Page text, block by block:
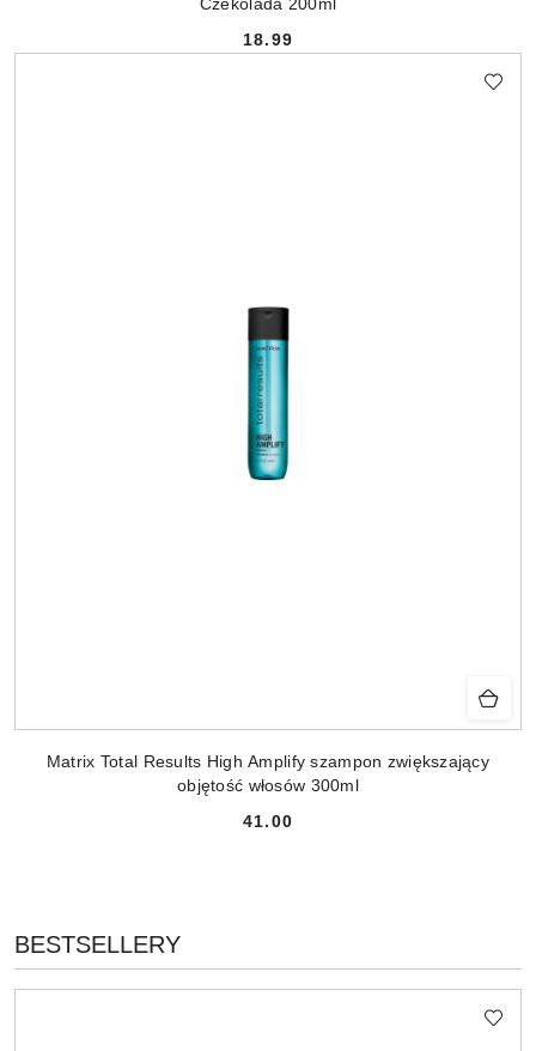
Cena:
18.99
Matrix Total Results High Amplify szampon zwiększający
objętość włosów 300ml
Cena:
41.00
Pomiń karuzelę produktów
PRODUKTY
O
BESTSELLERY